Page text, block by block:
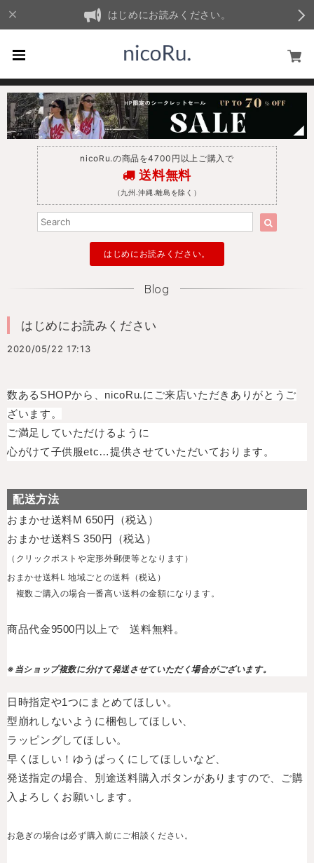
はじめにお読みください。
nicoRu.の商品を4700円以上ご購入で
送料無料
（九州.沖縄.離島を除く）
はじめにお読みください。
Blog
はじめにお読みください
2020/05/22 17:13
数あるSHOPから、nicoRu.にご来店いただきありがとうご
ざいます。
ご満足していただけるように
心がけて子供服etc…提供させていただいております。
配送方法
おまかせ送料M 650円（税込）
おまかせ送料S 350円（税込）
（クリックポストや定形外郵便等となります）
おまかせ送料L 地域ごとの送料（税込）
複数ご購入の場合一番高い送料の金額になります。
商品代金9500円以上で 送料無料。
※当ショップ複数に分けて発送させていただく場合がございます。
日時指定や1つにまとめてほしい。
型崩れしないように梱包してほしい、
ラッピングしてほしい。
早くほしい！ゆうぱっくにしてほしいなど、
発送指定の場合、別途送料購入ボタンがありますので、
ご購
入よろしくお願いします。
お急ぎの場合は必ず購入前にご相談ください。